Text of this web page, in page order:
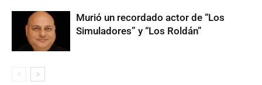
Murió un recordado actor de “Los
Simuladores” y “Los Roldán”